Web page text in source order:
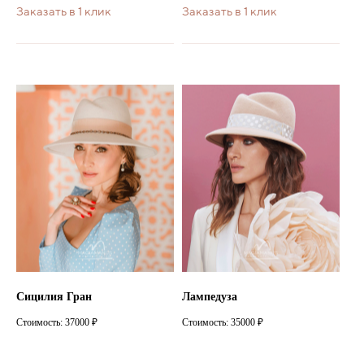
Заказать в 1 клик Заказать в 1 клик
Сицилия Гран
Стоимость: 37000 ₽
Лампедуза
Стоимость: 35000 ₽